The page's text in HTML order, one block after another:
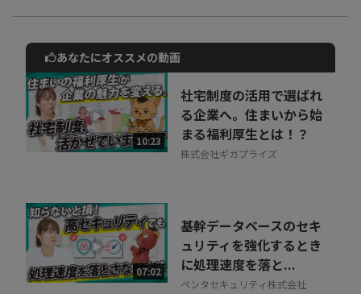
動画でご紹介しているサービスについて
お気軽にご相談・ご質問いただけます！
30秒でお申し込み可能
相談を希望する 無料
あなたにオススメの動画
10:23
社宅制度の活用で選ばれ
る企業へ。住まいから始
まる福利厚生とは！？
株式会社ギガプライズ
07:02
基幹データベースのセキ
ュリティを強化するとき
に処理速度を落と...
ペンタセキュリティ株式会社